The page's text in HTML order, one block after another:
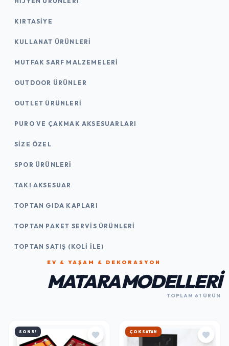
KIRTASİYE
KULLANAT ÜRÜNLERI
MUTFAK SARF MALZEMELERI
OUTDOOR ÜRÜNLER
OUTLET ÜRÜNLERI
PURO VE ÇAKMAK AKSESUARLARI
SIZE ÖZEL
SPOR ÜRÜNLERI
TAKI AKSESUAR
TOPTAN GIDA KAPLARI
TOPTAN PAKET SERVIS ÜRÜNLERI
TOPTAN SATIŞ (KOLI İLE)
EV & YAŞAM & DEKORASYON
MATARA MODELLERI
TOPLAM 61 ÜRÜN
SON 5! HIZLI KARGO